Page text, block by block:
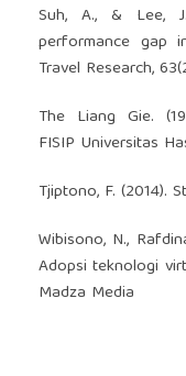
Suh, A., & Lee,
performance gap
Travel Research,
The Liang Gie.
FISIP Universitas
Tjiptono, F. (2014).
Wibisono, N.,
Adopsi teknologi
Madza Media